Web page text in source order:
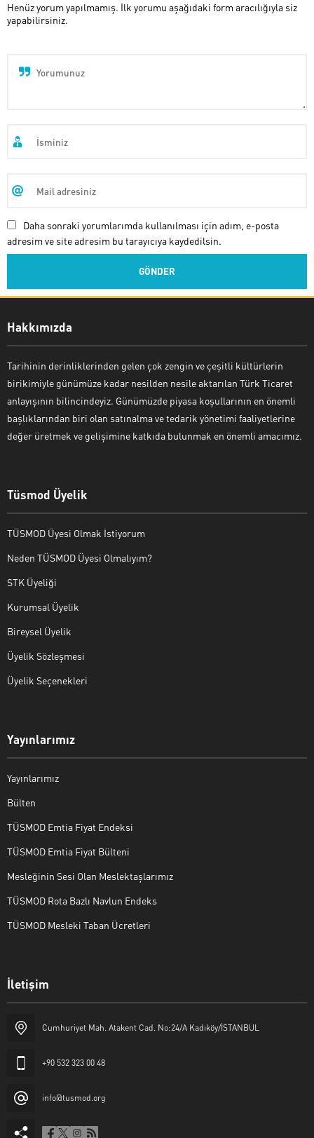
Henüz yorum yapılmamış. İlk yorumu aşağıdaki form aracılığıyla siz
yapabilirsiniz.
Daha sonraki yorumlarımda kullanılması için adım, e-posta
adresim ve site adresim bu tarayıcıya kaydedilsin.
Hakkımızda
Tarihinin derinliklerinden gelen çok zengin ve çeşitli kültürlerin
birikimiyle günümüze kadar nesilden nesile aktarılan Türk Ticaret
anlayışının bilincindeyiz. Günümüzde piyasa koşullarının en önemli
başlıklarından biri olan satınalma ve tedarik yönetimi faaliyetlerine
değer üretmek ve gelişimine katkıda bulunmak en önemli amacımız.
Tüsmod Üyelik
TÜSMOD Üyesi Olmak İstiyorum
Neden TÜSMOD Üyesi Olmalıyım?
STK Üyeliği
Kurumsal Üyelik
Bireysel Üyelik
Üyelik Sözleşmesi
Üyelik Seçenekleri
Yayınlarımız
Yayınlarımız
Bülten
TÜSMOD Emtia Fiyat Endeksi
TÜSMOD Emtia Fiyat Bülteni
Mesleğinin Sesi Olan Meslektaşlarımız
TÜSMOD Rota Bazlı Navlun Endeks
TÜSMOD Mesleki Taban Ücretleri
İletişim
Cumhuriyet Mah. Atakent Cad. No:24/A Kadıköy/İSTANBUL
+90 532 323 00 48
info@tusmod.org